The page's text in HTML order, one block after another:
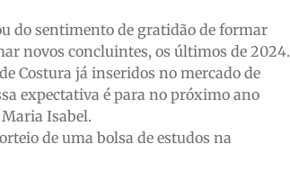
do sentimento de gratidão de formar
novos concluintes, os últimos de 2024.
Costura já inseridos no mercado de
expectativa é para no próximo ano
Isabel.
de uma bolsa de estudos na